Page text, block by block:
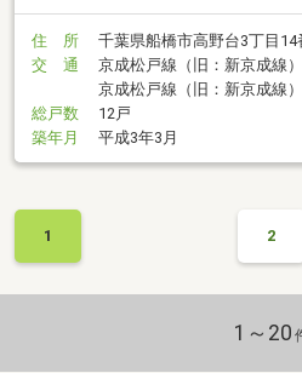
住 所
千葉県船橋市高野台3丁目14
交 通
京成松戸線（旧：新京成線
京成松戸線（旧：新京成線
総戸数
12戸
築年月
平成3年3月
1 2
1～20